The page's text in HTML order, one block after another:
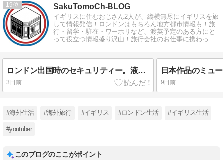
19 SakuTomoCh-BLOG
イギリスに住むおじさん2人が、縦横無尽にイギリスを旅
して情報発信！ロンドンはもちろん地方都市情報も！旅
行・留学・駐在・ワーホリなど、渡英予定のある方にと
って役立つ情報盛り沢山！旅行会社のお仕事に携わった
ロンドン出国時のセキュリティー。液体物の条件が変わりました！
3日前 9日前
#海外生活 #海外旅行 #イギリス #ロンドン生活 #イギリス生活
#youtuber
このブログのここがポイント